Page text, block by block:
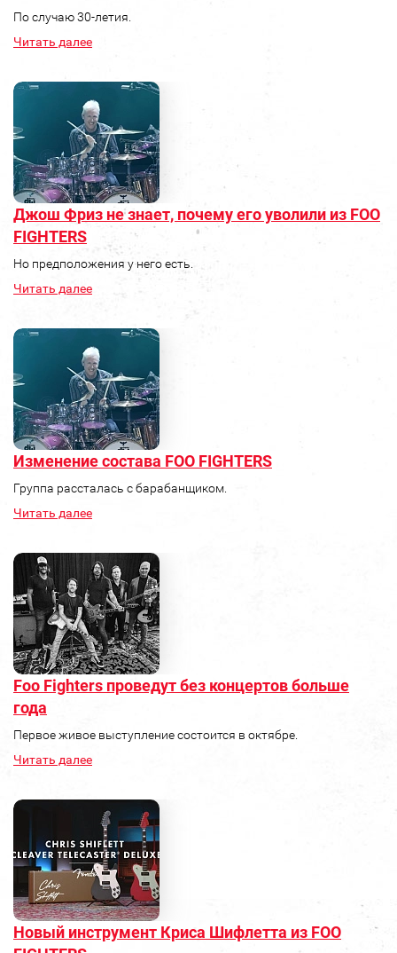
По случаю 30-летия.
Читать далее
Джош Фриз не знает, почему его уволили из FOO
FIGHTERS
Но предположения у него есть.
Читать далее
Изменение состава FOO FIGHTERS
Группа рассталась с барабанщиком.
Читать далее
Foo Fighters проведут без концертов больше
года
Первое живое выступление состоится в октябре.
Читать далее
Новый инструмент Криса Шифлетта из FOO